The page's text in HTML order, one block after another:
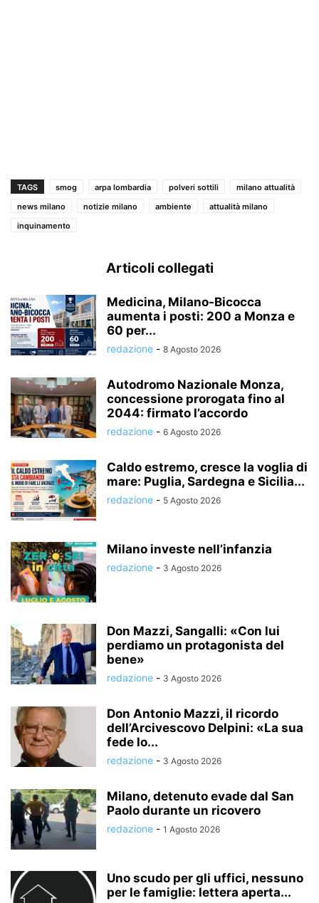
TAGS smog arpa lombardia polveri sottili
milano attualità
news milano
notizie milano ambiente
attualità milano
inquinamento
Articoli collegati
Medicina, Milano-Bicocca
aumenta i posti: 200 a Monza e
60 per...
redazione - 8 Agosto 2026
Autodromo Nazionale Monza,
concessione prorogata fino al
2044: firmato l’accordo
redazione - 6 Agosto 2026
Caldo estremo, cresce la voglia di
mare: Puglia, Sardegna e Sicilia...
redazione - 5 Agosto 2026
Milano investe nell’infanzia
redazione - 3 Agosto 2026
Don Mazzi, Sangalli: «Con lui
perdiamo un protagonista del
bene»
redazione - 3 Agosto 2026
Don Antonio Mazzi, il ricordo
dell’Arcivescovo Delpini: «La sua
fede lo...
redazione - 3 Agosto 2026
Milano, detenuto evade dal San
Paolo durante un ricovero
redazione - 1 Agosto 2026
Uno scudo per gli uffici, nessuno
per le famiglie: lettera aperta...